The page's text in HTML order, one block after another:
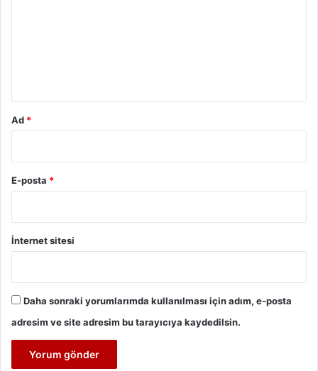
Ad *
E-posta *
İnternet sitesi
Daha sonraki yorumlarımda kullanılması için adım, e-posta
adresim ve site adresim bu tarayıcıya kaydedilsin.